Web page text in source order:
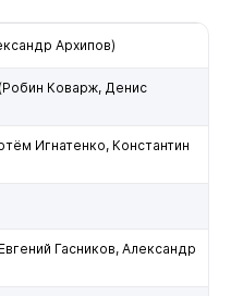
Архипов)
Коварж, Денис
Игнатенко, Константин
Гасников, Александр